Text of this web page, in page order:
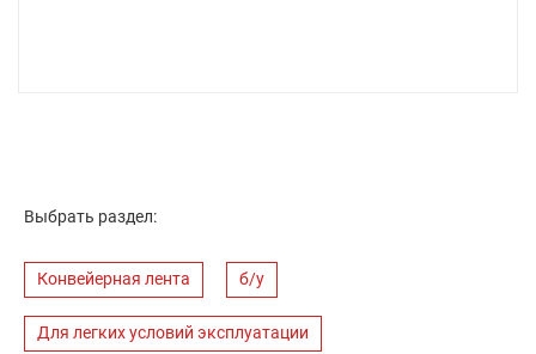
Выбрать раздел:
Конвейерная лента б/у
Для легких условий эксплуатации